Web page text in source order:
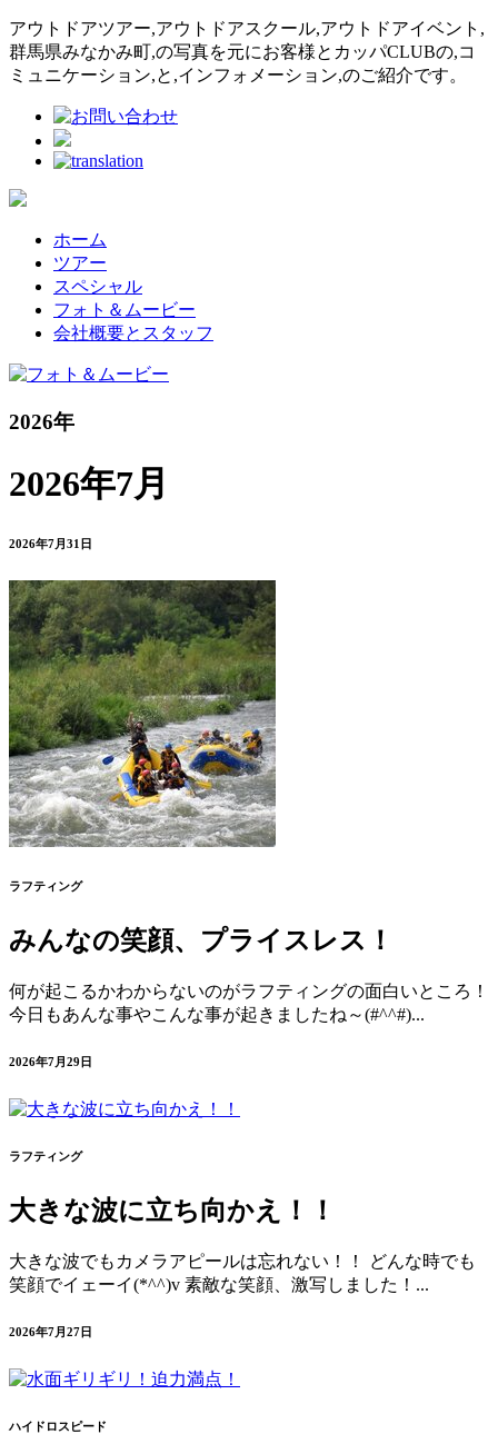
アウトドアツアー,アウトドアスクール,アウトドアイベント,
群馬県みなかみ町,の写真を元にお客様とカッパCLUBの,コ
ミュニケーション,と,インフォメーション,のご紹介です。
ホーム
ツアー
スペシャル
フォト＆ムービー
会社概要とスタッフ
2026年
2026年7月
2026年7月31日
ラフティング
みんなの笑顔、プライスレス！
何が起こるかわからないのがラフティングの面白いところ！
今日もあんな事やこんな事が起きましたね～(#^^#)...
2026年7月29日
ラフティング
大きな波に立ち向かえ！！
大きな波でもカメラアピールは忘れない！！ どんな時でも
笑顔でイェーイ(*^^)v 素敵な笑顔、激写しました！...
2026年7月27日
ハイドロスピード